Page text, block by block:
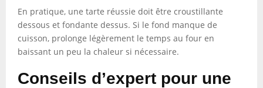
En pratique, une tarte réussie doit être croustillante
dessous et fondante dessus. Si le fond manque de
cuisson, prolonge légèrement le temps au four en
baissant un peu la chaleur si nécessaire.
Conseils d’expert pour une